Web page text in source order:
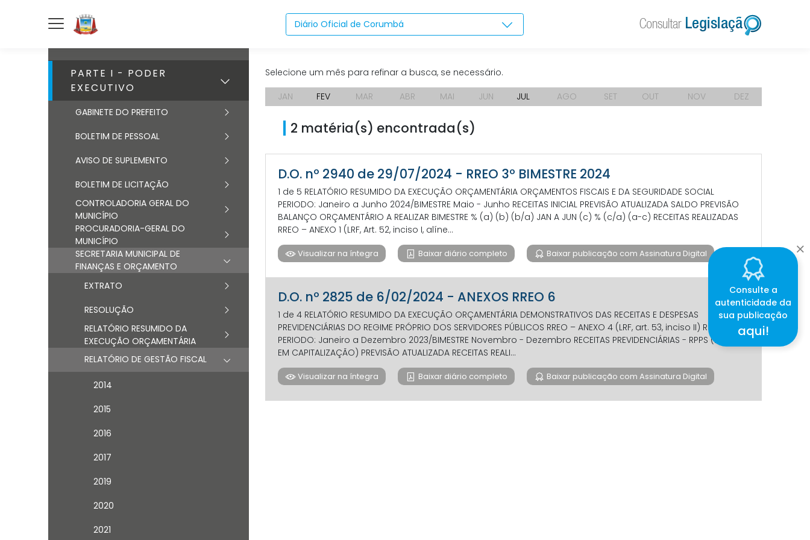
Diário Oficial de Corumbá
PARTE I - PODER
EXECUTIVO
GABINETE DO PREFEITO
BOLETIM DE PESSOAL
AVISO DE SUPLEMENTO
BOLETIM DE LICITAÇÃO
CONTROLADORIA GERAL DO
MUNICÍPIO
PROCURADORIA-GERAL DO
MUNICÍPIO
SECRETARIA MUNICIPAL DE
FINANÇAS E ORÇAMENTO
EXTRATO
RESOLUÇÃO
RELATÓRIO RESUMIDO DA
EXECUÇÃO ORÇAMENTÁRIA
RELATÓRIO DE GESTÃO FISCAL
2014
2015
2016
2017
2019
2020
2021
Selecione um mês para refinar a busca, se necessário.
JAN
FEV MAR ABR MAI JUN JUL AGO SET OUT NOV DEZ
2 matéria(s) encontrada(s)
D.O. nº 2940 de 29/07/2024 - RREO 3º BIMESTRE 2024
1 de 5 RELATÓRIO RESUMIDO DA EXECUÇÃO ORÇAMENTÁRIA ORÇAMENTOS FISCAIS E DA SEGURIDADE SOCIAL
PERIODO: Janeiro a Junho 2024/BIMESTRE Maio - Junho RECEITAS INICIAL PREVISÃO ATUALIZADA SALDO PREVISÃO
BALANÇO ORÇAMENTÁRIO A REALIZAR BIMESTRE % (a) (b) (b/a) JAN A JUN (c) % (c/a) (a-c) RECEITAS REALIZADAS
RREO – ANEXO 1 (LRF, Art. 52, inciso I, alíne...
Visualizar na íntegra Baixar diário completo Baixar publicação com Assinatura Digital
D.O. nº 2825 de 6/02/2024 - ANEXOS RREO 6
1 de 4 RELATÓRIO RESUMIDO DA EXECUÇÃO ORÇAMENTÁRIA DEMONSTRATIVOS DAS RECEITAS E DESPESAS
PREVIDENCIÁRIAS DO REGIME PRÓPRIO DOS SERVIDORES PÚBLICOS RREO – ANEXO 4 (LRF, art. 53, inciso II) R$ 1
PERIODO: Janeiro a Dezembro 2023/BIMESTRE Novembro - Dezembro RECEITAS PREVIDENCIÁRIAS - RPPS (FUNDO
EM CAPITALIZAÇÃO) PREVISÃO ATUALIZADA RECEITAS REALI...
Visualizar na íntegra Baixar diário completo Baixar publicação com Assinatura Digital
Consulte a
autenticidade da
sua publicação
aqui!